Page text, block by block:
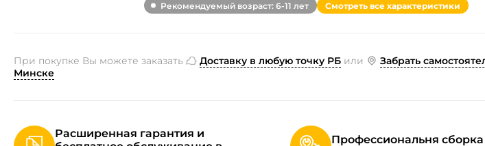
Рекомендуемый возраст: 6-11 лет
Смотреть все характеристики
При покупке Вы можете заказать Доставку в любую точку РБ или
Забрать
Минске
Расширенная гарантия и
Профессиональня сборка